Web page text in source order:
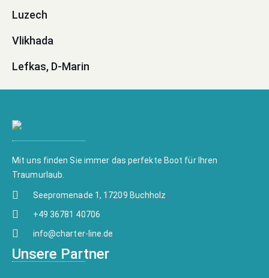
Luzech
Vlikhada
Lefkas, D-Marin
Mit uns finden Sie immer das perfekte Boot für Ihren
Traumurlaub.
Seepromenade 1, 17209 Buchholz
+49 36781 40706
info@charter-line.de
Unsere Partner